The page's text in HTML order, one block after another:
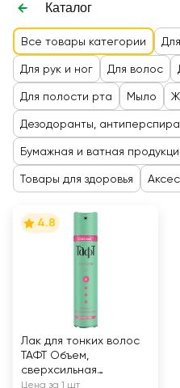
Каталог
Все товары категории
Для рук и ног Для волос
Для полости рта Мыло
Дезодоранты,
Бумажная и ватная
Товары для здоровья
4.8
Лак для тонких волос
ТАФТ Объем,
сверхсильная
фиксация, 225мл
Цена за 1 шт